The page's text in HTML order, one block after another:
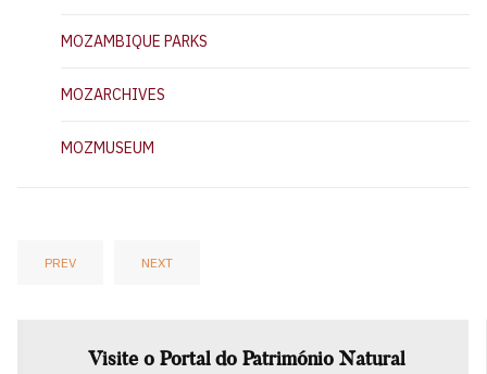
MOZAMBIQUE PARKS
MOZARCHIVES
MOZMUSEUM
PREV NEXT
Visite o Portal do Património Natural